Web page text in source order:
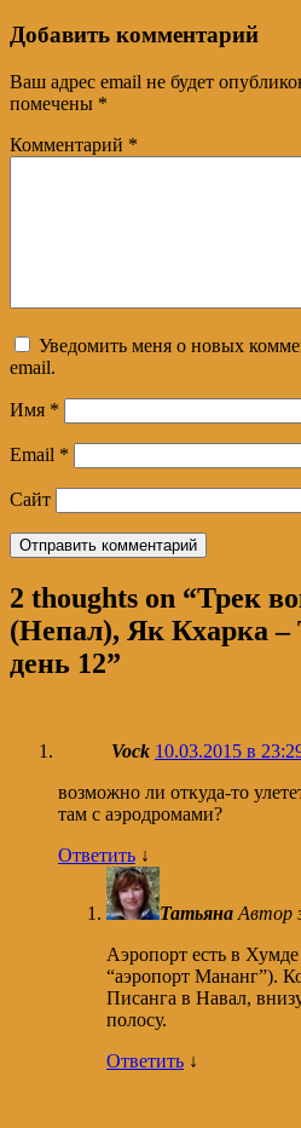
Добавить комментарий
Ваш адрес email не будет
помечены *
Комментарий *
Уведомить меня о новых
email.
Имя *
Email *
Сайт
2 thoughts on “Трек
(Непал), Як Кхарка –
день 12”
Vock 10.03.2015 в
возможно ли откуда-то
там с аэродромами?
Ответить ↓
Татьяна Автор
Аэропорт есть в
“аэропорт Мананг”).
Писанга в Навал,
полосу.
Ответить ↓